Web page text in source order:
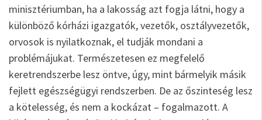
minisztériumban, ha a lakosság azt fogja látni, hogy a
különböző kórházi igazgatók, vezetők, osztályvezetők,
orvosok is nyilatkoznak, el tudják mondani a
problémájukat. Természetesen ez megfelelő
keretrendszerbe lesz öntve, úgy, mint bármelyik másik
fejlett egészségügyi rendszerben. De az őszinteség lesz
a kötelesség, és nem a kockázat – fogalmazott. A